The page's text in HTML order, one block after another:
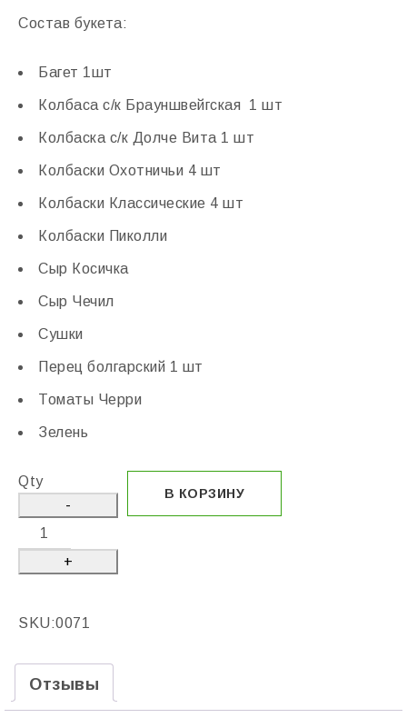
Состав букета:
Багет 1шт
Колбаса с/к Брауншвейгская 1 шт
Колбаска с/к Долче Вита 1 шт
Колбаски Охотничьи 4 шт
Колбаски Классические 4 шт
Колбаски Пиколли
Сыр Косичка
Сыр Чечил
Сушки
Перец болгарский 1 шт
Томаты Черри
Зелень
Qty
В КОРЗИНУ
SKU:0071
Отзывы